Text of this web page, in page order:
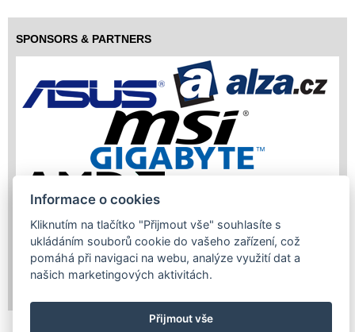
SPONSORS & PARTNERS
Copyright (c) 2026 InfoTrade Powered by ASP.NET & MS SQL
Informace o cookies
Kliknutím na tlačítko "Přijmout vše" souhlasíte s
ukládáním souborů cookie do vašeho zařízení, což
pomáhá při navigaci na webu, analýze využití dat a
našich marketingových aktivitách.
Přijmout vše